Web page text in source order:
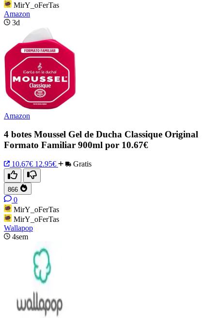
MirY_oFerTas
Amazon
3d
Amazon
4 botes Moussel Gel de Ducha Classique Original
Formato Familiar 900ml por 10.67€
10.67€ 12.95€ Gratis
866
0
MirY_oFerTas
MirY_oFerTas
Wallapop
4sem